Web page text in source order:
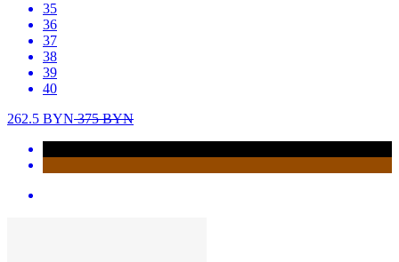
35
36
37
38
39
40
262.5 BYN375BYN